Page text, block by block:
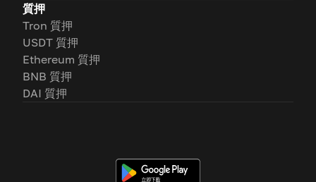
質押
Tron 質押
USDT 質押
Ethereum 質押
BNB 質押
DAI 質押